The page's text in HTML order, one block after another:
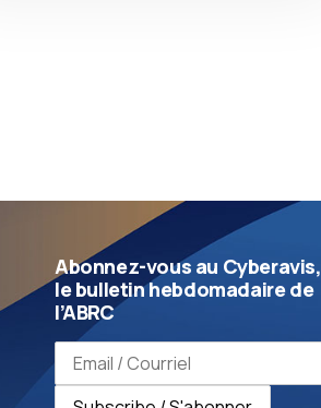
Abonnez-vous au Cyberavis,
le bulletin hebdomadaire de
l’ABRC
Email address / Adresse e-mail